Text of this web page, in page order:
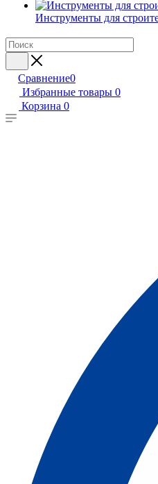
Инструменты для
Сравнение0
Избранные товары 0
Корзина 0